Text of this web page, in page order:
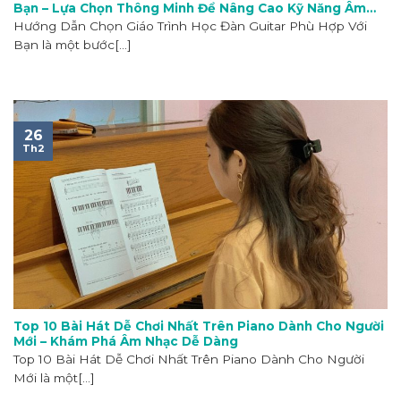
Bạn – Lựa Chọn Thông Minh Để Nâng Cao Kỹ Năng Âm
Nhạc
Hướng Dẫn Chọn Giáo Trình Học Đàn Guitar Phù Hợp Với
Bạn là một bước[...]
Top 10 Bài Hát Dễ Chơi Nhất Trên Piano Dành Cho Người
Mới – Khám Phá Âm Nhạc Dễ Dàng
Top 10 Bài Hát Dễ Chơi Nhất Trên Piano Dành Cho Người
Mới là một[...]
26
Th2